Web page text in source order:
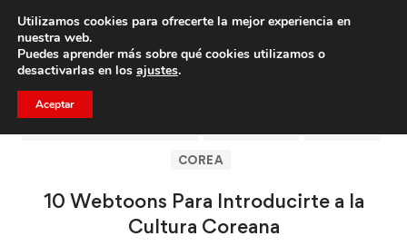
Trae a un amigo y llevaos un total de 75€ de descuento.
COREA
10 Webtoons Para Introducirte a la
Cultura Coreana
Utilizamos cookies para ofrecerte la mejor experiencia en
nuestra web.
Puedes aprender más sobre qué cookies utilizamos o
desactivarlas en los ajustes.
Aceptar